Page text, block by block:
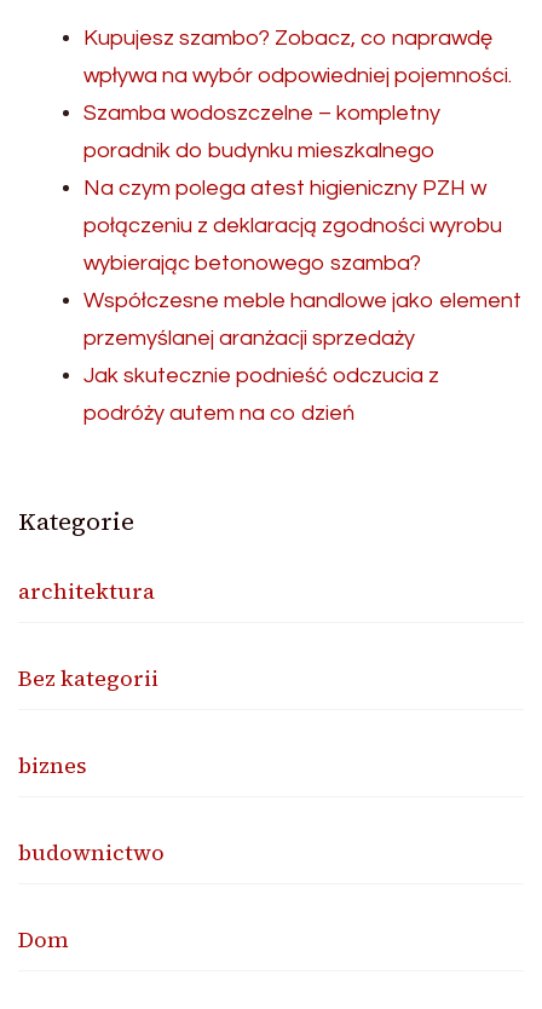
Kupujesz szambo? Zobacz, co naprawdę
wpływa na wybór odpowiedniej pojemności.
Szamba wodoszczelne – kompletny
poradnik do budynku mieszkalnego
Na czym polega atest higieniczny PZH w
połączeniu z deklaracją zgodności wyrobu
wybierając betonowego szamba?
Współczesne meble handlowe jako element
przemyślanej aranżacji sprzedaży
Jak skutecznie podnieść odczucia z
podróży autem na co dzień
Kategorie
architektura
Bez kategorii
biznes
budownictwo
Dom